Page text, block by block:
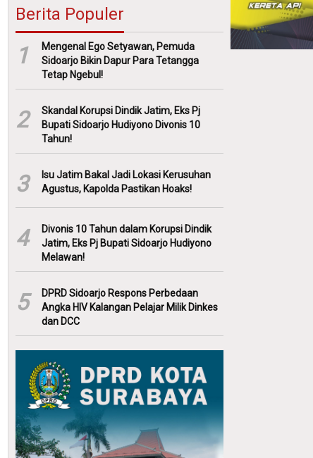
Berita Populer
1
Mengenal Ego Setyawan, Pemuda
Sidoarjo Bikin Dapur Para Tetangga
Tetap Ngebul!
2
Skandal Korupsi Dindik Jatim, Eks Pj
Bupati Sidoarjo Hudiyono Divonis 10
Tahun!
3
Isu Jatim Bakal Jadi Lokasi Kerusuhan
Agustus, Kapolda Pastikan Hoaks!
4
Divonis 10 Tahun dalam Korupsi Dindik
Jatim, Eks Pj Bupati Sidoarjo Hudiyono
Melawan!
5
DPRD Sidoarjo Respons Perbedaan
Angka HIV Kalangan Pelajar Milik Dinkes
dan DCC